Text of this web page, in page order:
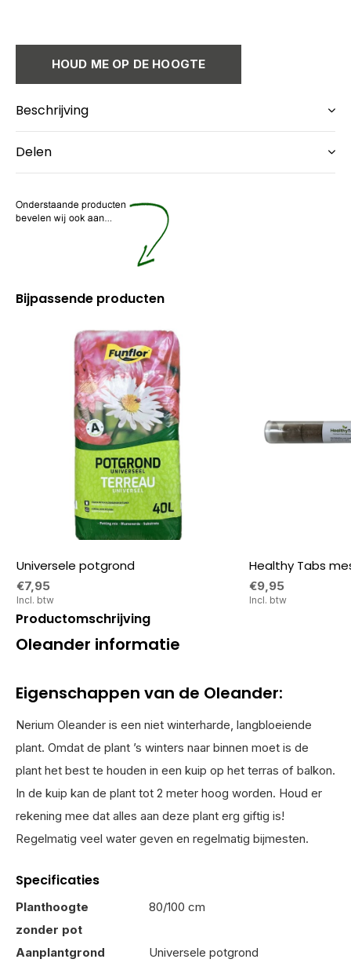
HOUD ME OP DE HOOGTE
Beschrijving
Delen
Bijpassende producten
Universele potgrond
€7,95
Incl. btw
Healthy Tabs
€9,95
Incl. btw
Productomschrijving
Oleander informatie
Eigenschappen van de Oleander:
Nerium Oleander is een niet winterharde, langbloeiende
plant. Omdat de plant ’s winters naar binnen moet is de
plant het best te houden in een kuip op het terras of balkon.
In de kuip kan de plant tot 2 meter hoog worden. Houd er
rekening mee dat alles aan deze plant erg giftig is!
Regelmatig veel water geven en regelmatig bijmesten.
Specificaties
Planthoogte
zonder pot
80/100 cm
Aanplantgrond
Universele potgrond